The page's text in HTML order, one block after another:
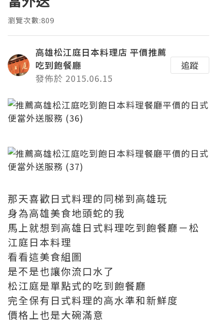
瀏覽次數:809
高雄松江庭日本料理店 平價推薦
吃到飽餐廳
發佈於 2015.06.15
追蹤
那天喜歡日式料理的同梯到高雄玩
身為高雄美食地頭蛇的我
馬上就想到高雄日式料理吃到飽餐廳－松
江庭日本料理
看看這美食組圖
是不是也讓你流口水了
松江庭是單點式的吃到飽餐廳
完全保有日式料理的高水準和新鮮度
價格上也是大碗滿意